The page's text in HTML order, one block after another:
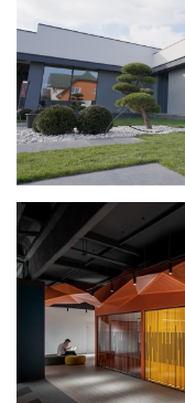
ОФІС IT-
ZAGRAVA